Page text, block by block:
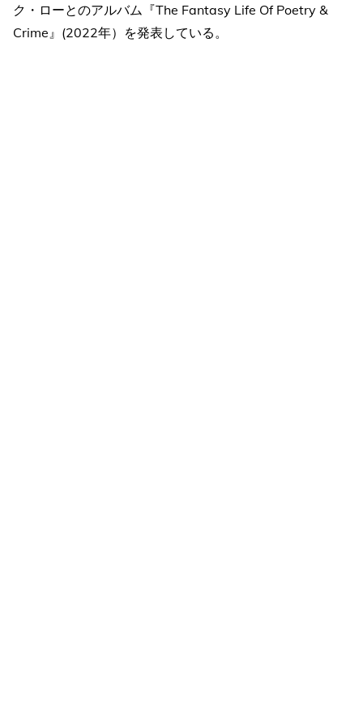
ク・ローとのアルバム『The Fantasy Life Of Poetry &
Crime』(2022年）を発表している。